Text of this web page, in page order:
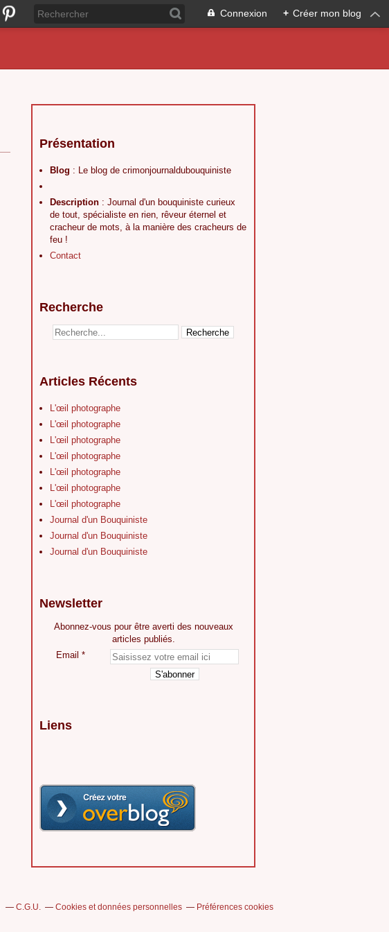
Connexion + Créer mon blog
Présentation
Blog : Le blog de crimonjournaldubouquiniste
Description : Journal d'un bouquiniste curieux
de tout, spécialiste en rien, rêveur éternel et
cracheur de mots, à la manière des cracheurs de
feu !
Contact
Recherche
Articles Récents
L'œil photographe
L'œil photographe
L'œil photographe
L'œil photographe
L'œil photographe
L'œil photographe
L'œil photographe
Journal d'un Bouquiniste
Journal d'un Bouquiniste
Journal d'un Bouquiniste
Newsletter
Abonnez-vous pour être averti des nouveaux
articles publiés.
Email
Liens
C.G.U. Cookies et données personnelles Préférences cookies